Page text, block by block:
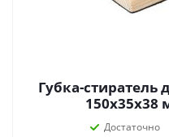
Губка-стиратель
150x35x38
Достаточно